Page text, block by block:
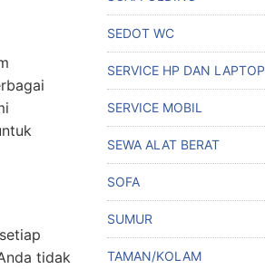
tidak
SEDOT WC
SERVICE HP DAN LAPTOP
SERVICE MOBIL
SEWA ALAT BERAT
SOFA
SUMUR
TAMAN/KOLAM